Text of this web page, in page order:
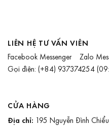
LIÊN HỆ TƯ VẤN VIÊN
Facebook Messenger Zalo
Gọi điện: (+84) 937374254
CỬA HÀNG
Địa chỉ: 195 Nguyễn Đình